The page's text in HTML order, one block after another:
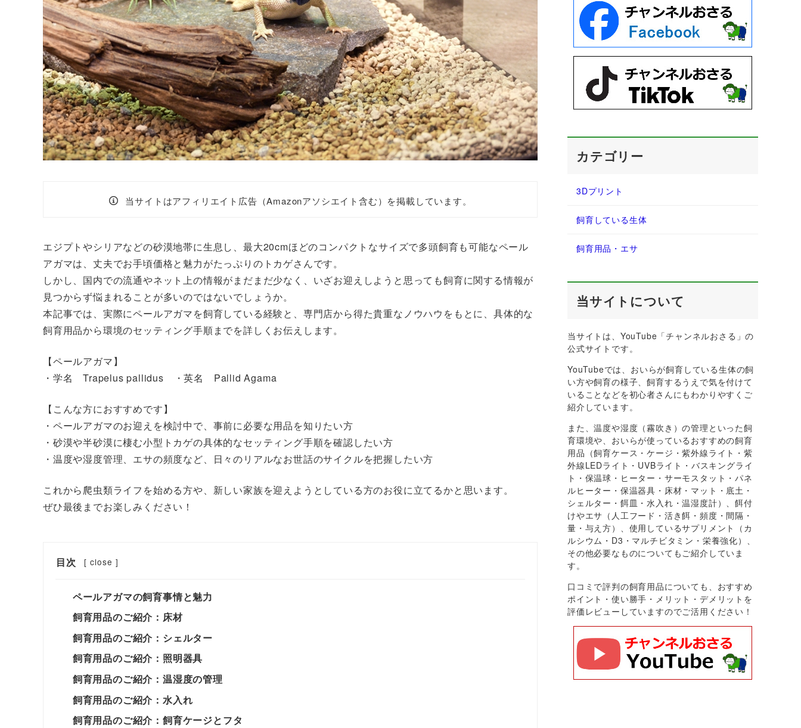
当サイトはアフィリエイト広告（Amazonアソシエイト含む）を掲載しています。
エジプトやシリアなどの砂漠地帯に生息し、最大20cmほどのコンパクトなサイズで多頭飼育も可能なペール
アガマは、丈夫でお手頃価格と魅力がたっぷりのトカゲさんです。
しかし、国内での流通やネット上の情報がまだまだ少なく、いざお迎えしようと思っても飼育に関する情報が
見つからず悩まれることが多いのではないでしょうか。
本記事では、実際にペールアガマを飼育している経験と、専門店から得た貴重なノウハウをもとに、具体的な
飼育用品から環境のセッティング手順までを詳しくお伝えします。
【ペールアガマ】
・学名 Trapelus pallidus ・英名 Pallid Agama
【こんな方におすすめです】
・ペールアガマのお迎えを検討中で、事前に必要な用品を知りたい方
・砂漠や半砂漠に棲む小型トカゲの具体的なセッティング手順を確認したい方
・温度や湿度管理、エサの頻度など、日々のリアルなお世話のサイクルを把握したい方
これから爬虫類ライフを始める方や、新しい家族を迎えようとしている方のお役に立てるかと思います。
ぜひ最後までお楽しみください！
目次 [ close ]
ペールアガマの飼育事情と魅力
飼育用品のご紹介：床材
飼育用品のご紹介：シェルター
飼育用品のご紹介：照明器具
飼育用品のご紹介：温湿度の管理
飼育用品のご紹介：水入れ
飼育用品のご紹介：飼育ケージとフタ
カテゴリー
3Dプリント
飼育している生体
飼育用品・エサ
当サイトについて
当サイトは、YouTube「チャンネルおさる」の
公式サイトです。
YouTubeでは、おいらが飼育している生体の飼
い方や飼育の様子、飼育するうえで気を付けて
いることなどを初心者さんにもわかりやすくご
紹介しています。
また、温度や湿度（霧吹き）の管理といった飼
育環境や、おいらが使っているおすすめの飼育
用品（飼育ケース・ケージ・紫外線ライト・紫
外線LEDライト・UVBライト・バスキングライ
ト・保温球・ヒーター・サーモスタット・パネ
ルヒーター・保温器具・床材・マット・底土・
シェルター・餌皿・水入れ・温湿度計）、餌付
けやエサ（人工フード・活き餌・頻度・間隔・
量・与え方）、使用しているサプリメント（カ
ルシウム・D3・マルチビタミン・栄養強化）、
その他必要なものについてもご紹介していま
す。
口コミで評判の飼育用品についても、おすすめ
ポイント・使い勝手・メリット・デメリットを
評価レビューしていますのでご活用ください！